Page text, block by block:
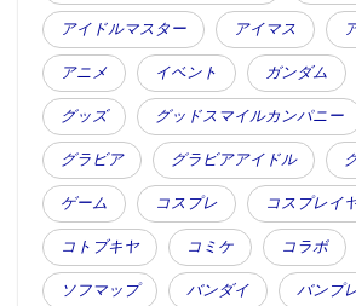
アイドルマスター アイマス
アニメ イベント ガンダム
グッズ グッドスマイルカンパニー
グラビア グラビアアイドル
ゲーム コスプレ コスプレイ
コトブキヤ コミケ コラボ
ソフマップ バンダイ バンプ